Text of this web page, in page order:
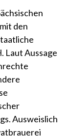
den
Laut Aussage
Ausweislich